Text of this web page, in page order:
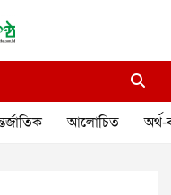
আলোচিত অর্থ-